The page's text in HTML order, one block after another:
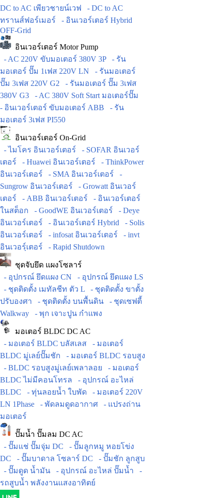
DC to AC เพียวชายน์เวฟ
- DC to AC
ทรานส์ฟอร์เมอร์
- อินเวอร์เตอร์ Hybrid
OFF-Grid
อินเวอร์เตอร์ Motor Pump
- AC 220V ขับมอเตอร์ 380V 3P
- รัน
มอเตอร์ ปั๊ม 1เฟส 220V LN
- รันมอเตอร์
ปั๊ม 3เฟส 220V G2
- รันมอเตอร์ ปั๊ม 3เฟส
380V G3
- AC 380V Soft Start มอเตอร์ปั๊ม
- อินเวอร์เตอร์ ขับมอเตอร์ ABB
- รัน
มอเตอร์ 3เฟส PI550
อินเวอร์เตอร์ On-Grid
- ไมโคร อินเวอร์เตอร์
- SOFAR อินเวอร์
เตอร์
- Huawei อินเวอร์เตอร์
- ThinkPower
อินเวอร์เตอร์
- SMA อินเวอร์เตอร์
-
Sungrow อินเวอร์เตอร์
- Growatt อินเวอร์
เตอร์
- ABB อินเวอร์เตอร์
- อินเวอร์เตอร์
ในสต็อก
- GoodWE อินเวอร์เตอร์
- Deye
อินเวอร์เตอร์
- อินเวอร์เตอร์ Hybrid
- Solis
อินเวอร์เตอร์
- infosat อินเวอร์เตอร์
- invt
อินเวอร์ฺเตอร์
- Rapid Shutdown
ชุดจับยึด แผงโซลาร์
- อุปกรณ์ ยึดแผง CN
- อุปกรณ์ ยึดแผง LS
- ชุดติดตั้ง เมทัลชีท ตัว L
- ชุดติดตั้ง ขาตั้ง
ปรับองศา
- ชุดติดตั้ง บนพื้นดิน
- ชุดเซฟตี้
Walkway
- พุก เจาะปูน กำแพง
มอเตอร์ BLDC DC AC
- มอเตอร์ BLDC บลัสเลส
- มอเตอร์
BLDC มู่เลย์ปั๊มชัก
- มอเตอร์ BLDC รอบสูง
- BLDC รอบสูงมู่เลย์เพลาลอย
- มอเตอร์
BLDC ไม่มีคอนโทรล
- อุปกรณ์ อะไหล่
BLDC
- ทุ่นลอยน้ำ ใบพัด
- มอเตอร์ 220V
LN 1Phase
- พัดลมดูดอากาศ
- แปรงถ่าน
มอเตอร์
ปั๊มน้ำ ปั๊มลม DC AC
- ปั๊มแช่ ปั๊มจุ่ม DC
- ปั๊มลูกหมู หอยโข่ง
DC
- ปั๊มบาดาล โซลาร์ DC
- ปั๊มชัก ลูกสูบ
- ปั๊มดูด น้ำมัน
- อุปกรณ์ อะไหล่ ปั๊มน้ำ
-
รถสูบน้ำ พลังงานแสงอาทิตย์